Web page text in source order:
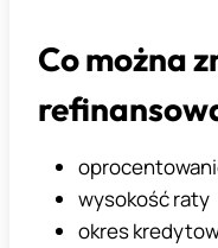
Co można
wysokość raty
okres